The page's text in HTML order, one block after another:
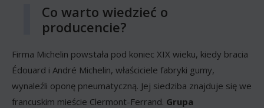
Co warto wiedzieć o
producencie?
Firma Michelin powstała pod koniec XIX wieku, kiedy bracia
Édouard i André Michelin, właściciele fabryki gumy,
wynaleźli oponę pneumatyczną. Jej siedziba znajduje się we
francuskim mieście Clermont-Ferrand. Grupa